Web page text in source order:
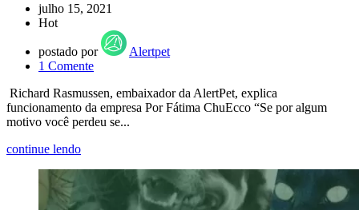
julho 15, 2021
Hot
postado por
Alertpet
1 Comente
Richard Rasmussen, embaixador da AlertPet, explica
funcionamento da empresa Por Fátima ChuEcco “Se por algum
motivo você perdeu se...
continue lendo